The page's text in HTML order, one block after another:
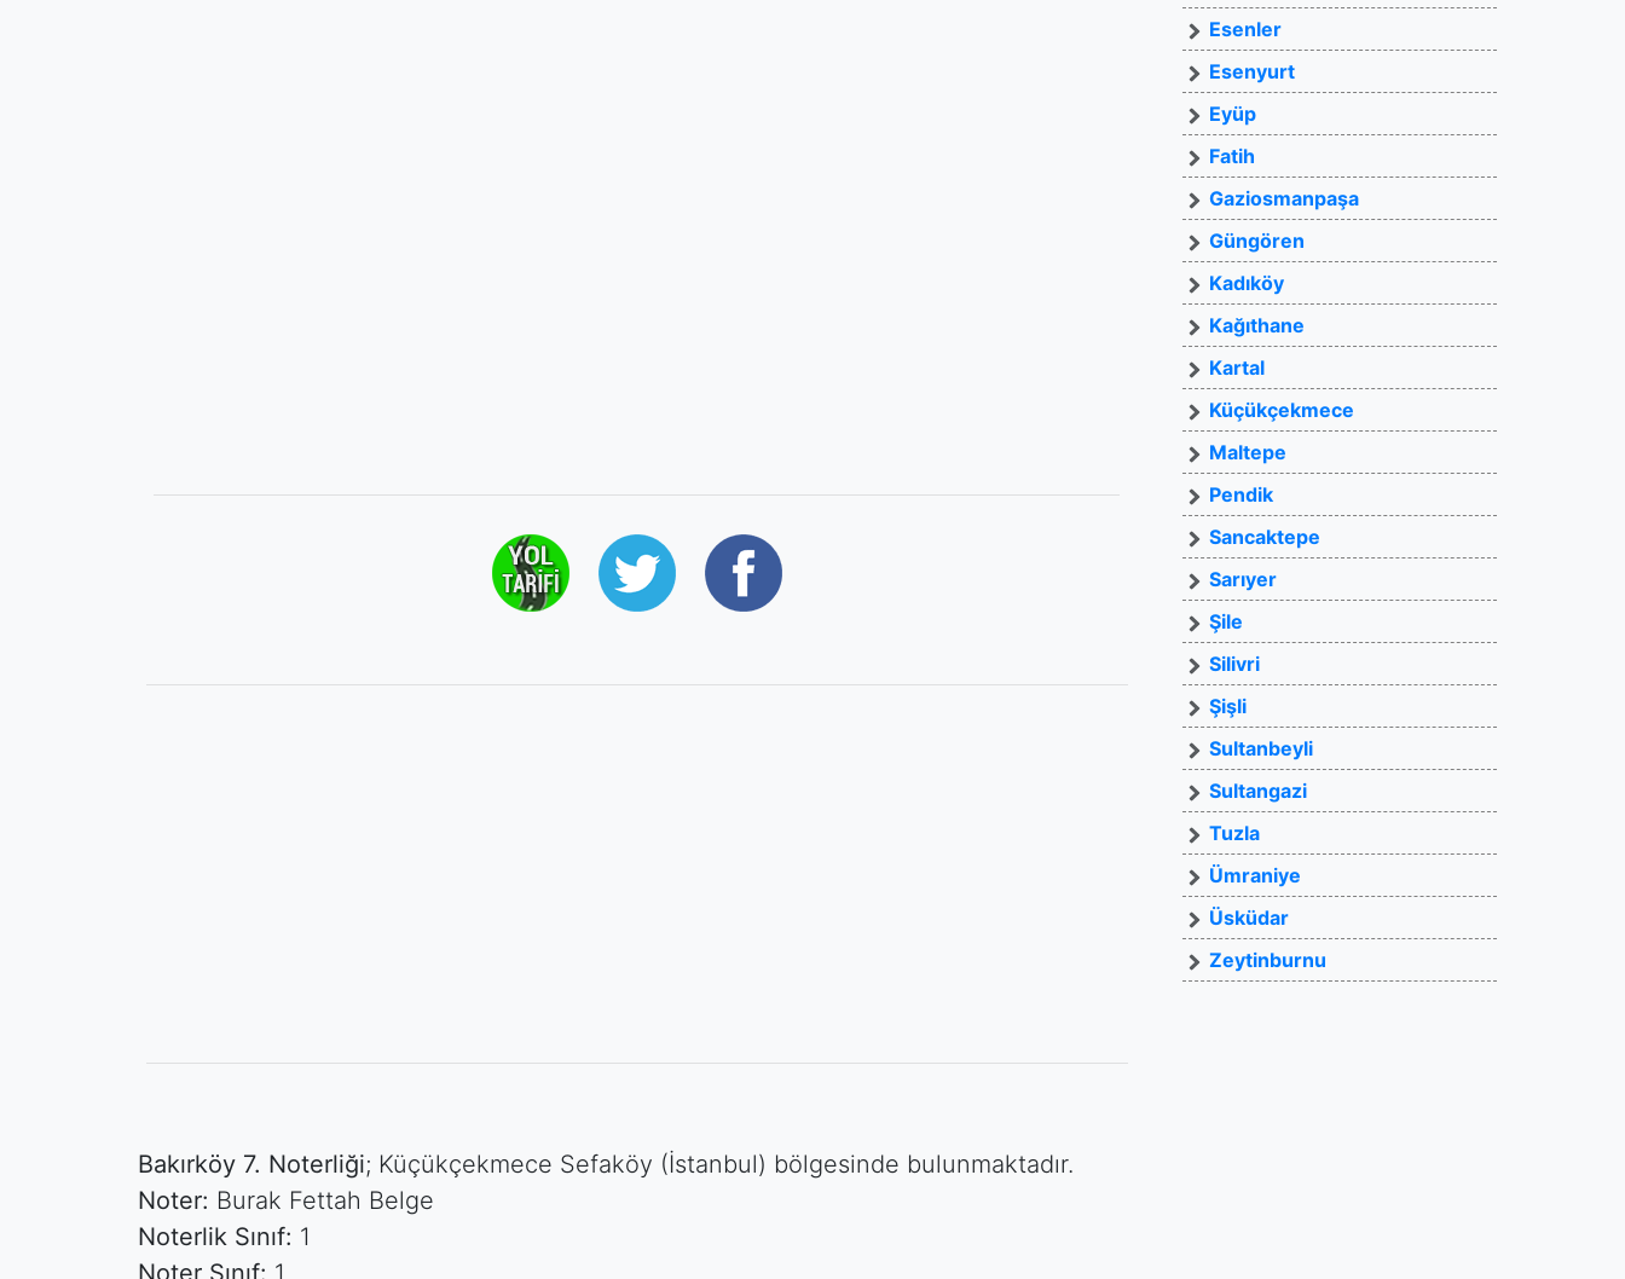
Bakırköy 7. Noterliği; Küçükçekmece Sefaköy (İstanbul) bölgesinde bulunmaktadır.
Noter: Burak Fettah Belge
Noterlik Sınıf: 1
Noter Sınıf: 1
Esenler
Esenyurt
Eyüp
Fatih
Gaziosmanpaşa
Güngören
Kadıköy
Kağıthane
Kartal
Küçükçekmece
Maltepe
Pendik
Sancaktepe
Sarıyer
Şile
Silivri
Şişli
Sultanbeyli
Sultangazi
Tuzla
Ümraniye
Üsküdar
Zeytinburnu